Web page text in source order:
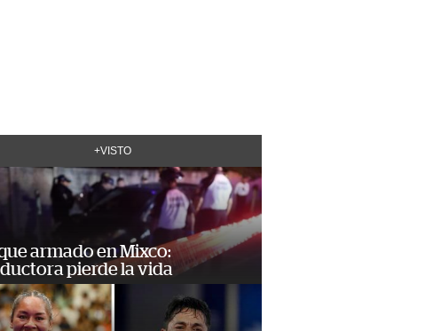
+VISTO
armado en Mixco:
pierde la vida